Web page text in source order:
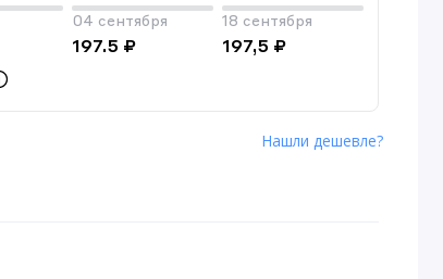
04 сентября
197.5 ₽
18 сентября
197,5 ₽
Нашли дешевле?